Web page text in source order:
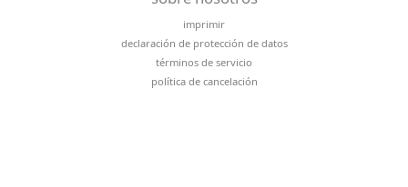
imprimir
declaración de protección de datos
términos de servicio
política de cancelación